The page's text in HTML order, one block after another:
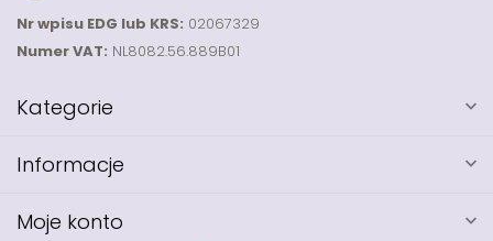
Nr wpisu EDG lub KRS: 02067329
Numer VAT: NL8082.56.889B01
Kategorie
Informacje
Moje konto